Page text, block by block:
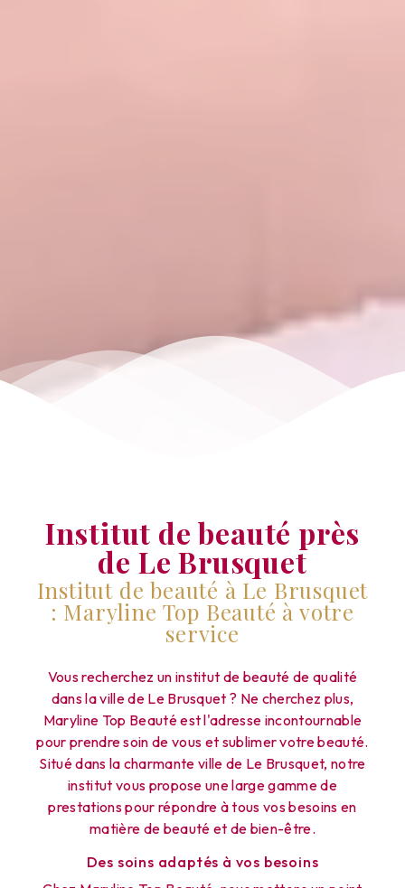
Institut de beauté près
de Le Brusquet
Institut de beauté à Le Brusquet
: Maryline Top Beauté à votre
service
Vous recherchez un institut de beauté de qualité
dans la ville de Le Brusquet ? Ne cherchez plus,
Maryline Top Beauté est l'adresse incontournable
pour prendre soin de vous et sublimer votre beauté.
Situé dans la charmante ville de Le Brusquet, notre
institut vous propose une large gamme de
prestations pour répondre à tous vos besoins en
matière de beauté et de bien-être.
Des soins adaptés à vos besoins